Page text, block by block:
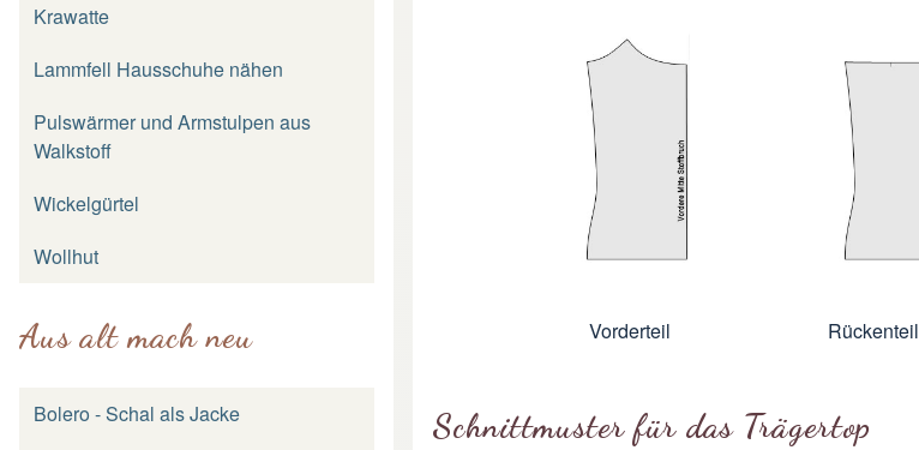
Krawatte
Lammfell Hausschuhe nähen
Pulswärmer und Armstulpen aus
Walkstoff
Wickelgürtel
Wollhut
Aus alt mach neu
Bolero - Schal als Jacke
Vorderteil Rückenteil
Schnittmuster für das Trägertop